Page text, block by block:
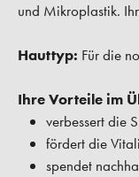
und Mikroplastik.
Hauttyp: Für die
Ihre Vorteile im
verbessert die
fördert die
spendet